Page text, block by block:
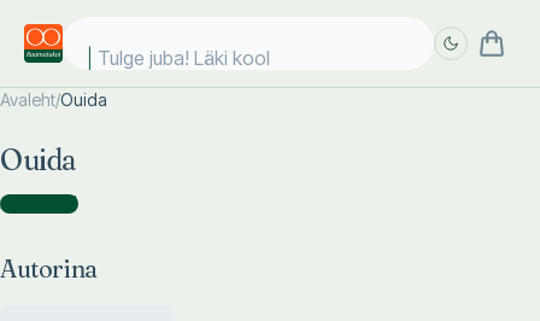
Tulge juba! Läki kooli
Avaleht/Ouida
Ouida
Autorina )
Autorina